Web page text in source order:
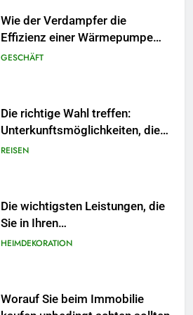
Wie der Verdampfer die
Effizienz einer Wärmepumpe
verbessert
GESCHÄFT
Die richtige Wahl treffen:
Unterkunftsmöglichkeiten, die
Ihr Reiseerlebnis bereichern
REISEN
Die wichtigsten Leistungen, die
Sie in Ihren
Hausrenovierungsplan
HEIMDEKORATION
Worauf Sie beim Immobilie